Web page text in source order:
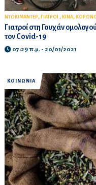
ΝΤΟΚΙΜΑΝΤΕΡ, ΓΙΑΤΡΟΙ , ΚΙΝΑ,
Γιατροί στη Γουχάν
τον Covid-19
07:29 π.μ. - 20/01/2021
ΚΟΙΝΩΝΙΑ